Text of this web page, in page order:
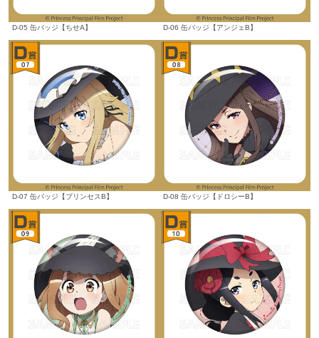
D-05 缶バッジ【ちせA】 D-06 缶バッジ【アンジェB】
D-07 缶バッジ【プリンセスB】 D-08 缶バッジ【ドロシーB】